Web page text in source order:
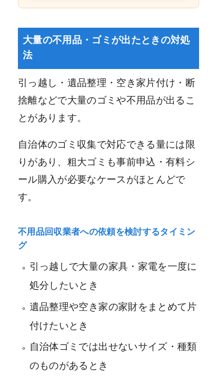
大量の不用品・ゴミが出たときの対処
法
引っ越し・遺品整理・空き家片付け・断
捨離などで大量のゴミや不用品が出るこ
とがあります。
自治体のゴミ収集で対応できる量には限
りがあり、粗大ゴミも事前申込・有料シ
ール購入が必要なケースがほとんどで
す。
不用品回収業者への依頼を検討するタイミン
グ
引っ越しで大量の家具・家電を一度に
処分したいとき
遺品整理や空き家の家財をまとめて片
付けたいとき
自治体ゴミでは出せないサイズ・種類
のものがあるとき